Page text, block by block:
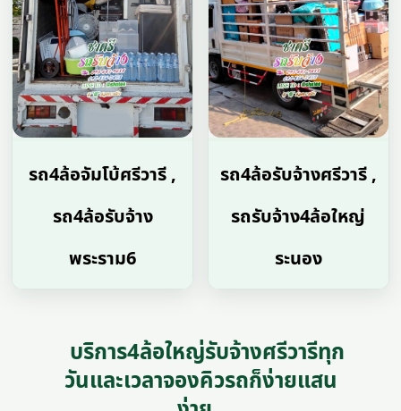
รถ4ล้อจัมโบ้ศรีวารี ,
รถ4ล้อรับจ้าง
พระราม6
รถ4ล้อรับจ้างศรีวารี ,
รถรับจ้าง4ล้อใหญ่
ระนอง
บริการ4ล้อใหญ่รับจ้างศรีวารีทุก
วันและเวลาจองคิวรถก็ง่ายแสน